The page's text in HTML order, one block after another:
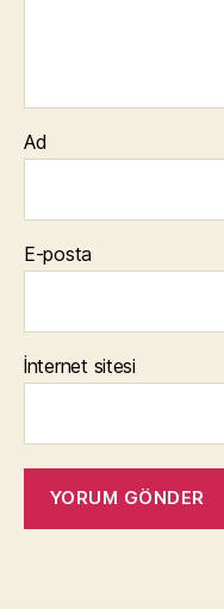
Ad
E-posta
İnternet sitesi